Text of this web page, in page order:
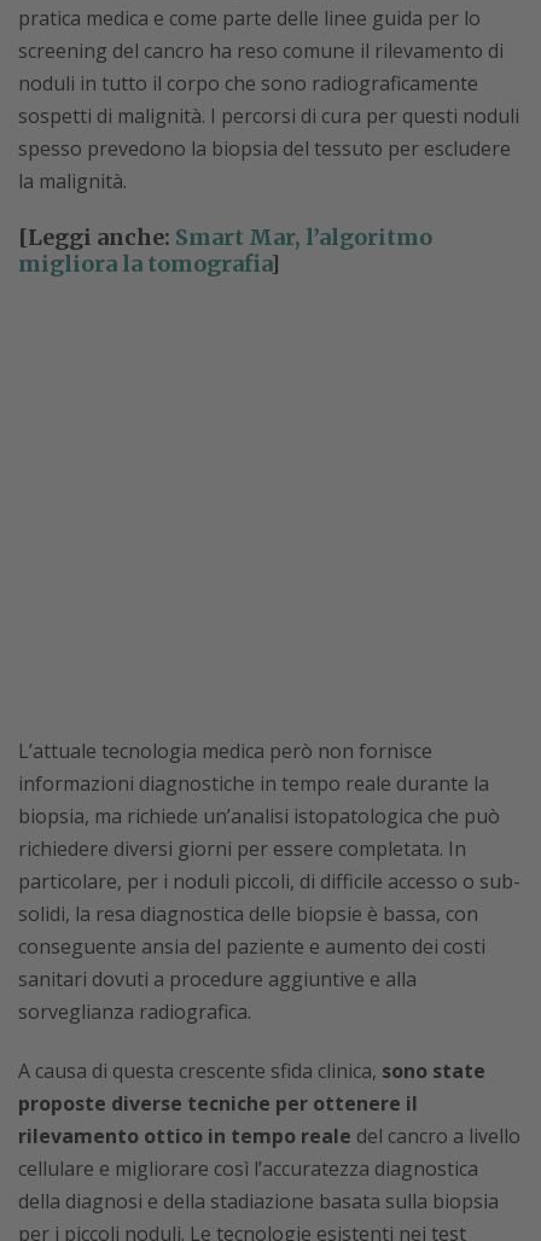
pratica medica e come parte delle linee guida per lo
screening del cancro ha reso comune il rilevamento di
noduli in tutto il corpo che sono radiograficamente
sospetti di malignità. I percorsi di cura per questi noduli
spesso prevedono la biopsia del tessuto per escludere
la malignità.
[Leggi anche: Smart Mar, l’algoritmo
migliora la tomografia]
L’attuale tecnologia medica però non fornisce
informazioni diagnostiche in tempo reale durante la
biopsia, ma richiede un’analisi istopatologica che può
richiedere diversi giorni per essere completata. In
particolare, per i noduli piccoli, di difficile accesso o sub-
solidi, la resa diagnostica delle biopsie è bassa, con
conseguente ansia del paziente e aumento dei costi
sanitari dovuti a procedure aggiuntive e alla
sorveglianza radiografica.
A causa di questa crescente sfida clinica, sono state
proposte diverse tecniche per ottenere il
rilevamento ottico in tempo reale del cancro a livello
cellulare e migliorare così l’accuratezza diagnostica
della diagnosi e della stadiazione basata sulla biopsia
per i piccoli noduli. Le tecnologie esistenti nei test